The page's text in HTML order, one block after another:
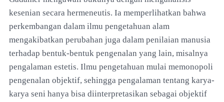
kesenian secara hermeneutis. Ia memperlihatkan bahwa
perkembangan dalam ilmu pengetahuan alam
mengakibatkan perubahan juga dalam penilaian manusia
terhadap bentuk-bentuk pengenalan yang lain, misalnya
pengalaman estetis. Ilmu pengetahuan mulai memonopoli
pengenalan objektif, sehingga pengalaman tentang karya-
karya seni hanya bisa diinterpretasikan sebagai objektif